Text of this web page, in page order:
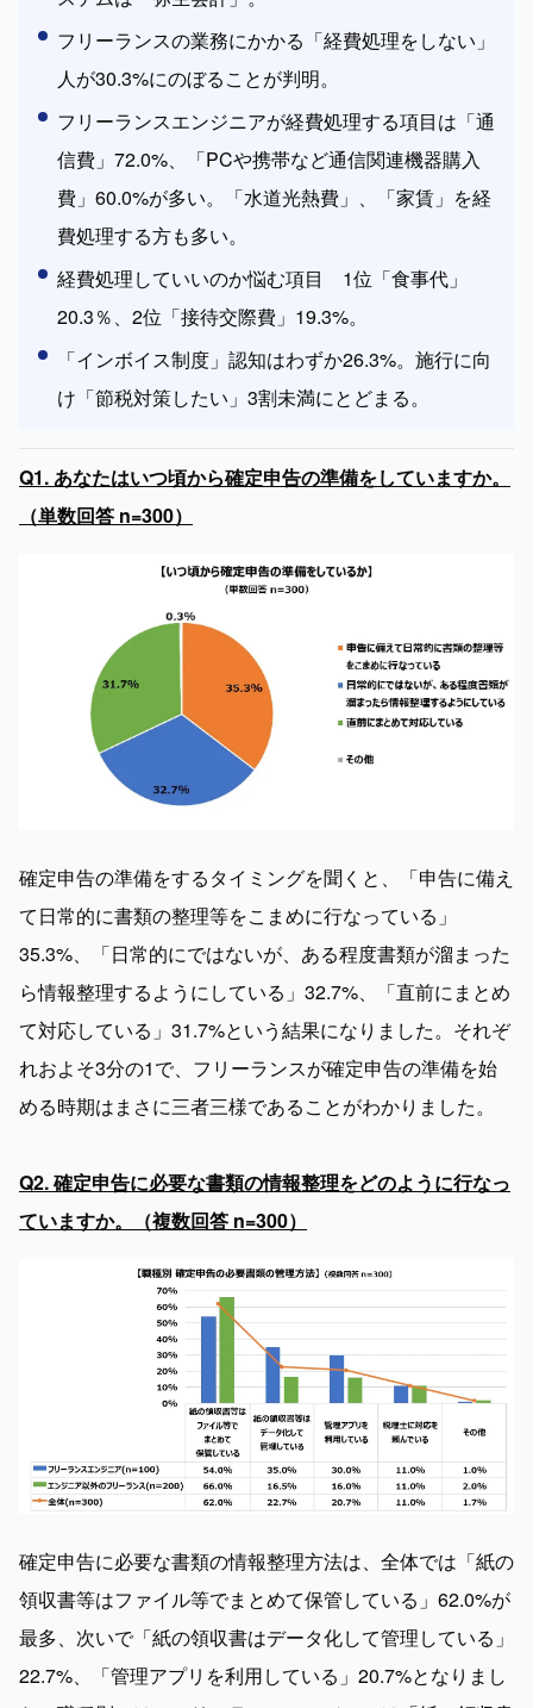
フリーランスの業務にかかる「経費処理をしない」
人が30.3%にのぼることが判明。
フリーランスエンジニアが経費処理する項目は「通
信費」72.0%、「PCや携帯など通信関連機器購入
費」60.0%が多い。「水道光熱費」、「家賃」を経
費処理する方も多い。
経費処理していいのか悩む項目　1位「食事代」
20.3％、2位「接待交際費」19.3%。
「インボイス制度」認知はわずか26.3%。施行に向
け「節税対策したい」3割未満にとどまる。
Q1. あなたはいつ頃から確定申告の準備をしていますか。
（単数回答 n=300）
確定申告の準備をするタイミングを聞くと、「申告に備え
て日常的に書類の整理等をこまめに行なっている」
35.3%、「日常的にではないが、ある程度書類が溜まった
ら情報整理するようにしている」32.7%、「直前にまとめ
て対応している」31.7%という結果になりました。それぞ
れおよそ3分の1で、フリーランスが確定申告の準備を始
める時期はまさに三者三様であることがわかりました。
Q2. 確定申告に必要な書類の情報整理をどのように行なっ
ていますか。（複数回答 n=300）
確定申告に必要な書類の情報整理方法は、全体では「紙の
領収書等はファイル等でまとめて保管している」62.0%が
最多、次いで「紙の領収書はデータ化して管理している」
22.7%、「管理アプリを利用している」20.7%となりまし